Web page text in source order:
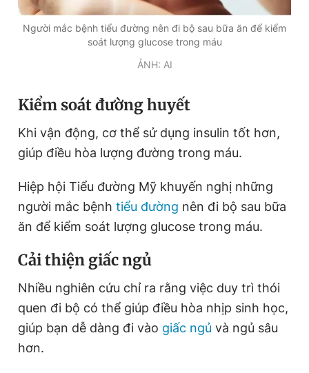
Người mắc bệnh tiểu đường nên đi bộ sau bữa ăn để kiểm
soát lượng glucose trong máu
ẢNH: AI
Kiểm soát đường huyết
Khi vận động, cơ thể sử dụng insulin tốt hơn,
giúp điều hòa lượng đường trong máu.
Hiệp hội Tiểu đường Mỹ khuyến nghị những
người mắc bệnh tiểu đường nên đi bộ sau bữa
ăn để kiểm soát lượng glucose trong máu.
Cải thiện giấc ngủ
Nhiều nghiên cứu chỉ ra rằng việc duy trì thói
quen đi bộ có thể giúp điều hòa nhịp sinh học,
giúp bạn dễ dàng đi vào giấc ngủ và ngủ sâu
hơn.